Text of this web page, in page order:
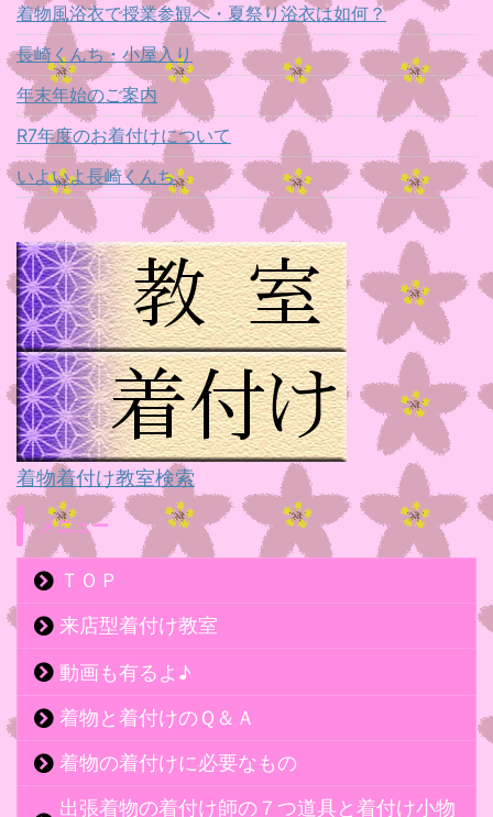
着物風浴衣で授業参観へ・夏祭り浴衣は如何？
長崎くんち・小屋入り
年末年始のご案内
R7年度のお着付けについて
いよいよ長崎くんち
着物着付け教室検索
メニュー
ＴＯＰ
来店型着付け教室
動画も有るよ♪
着物と着付けのＱ＆Ａ
着物の着付けに必要なもの
出張着物の着付け師の７つ道具と着付け小物